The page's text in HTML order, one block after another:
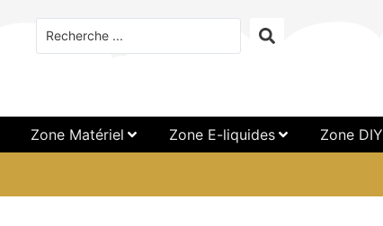
Zone Matériel Zone E-liquides Zone DIY